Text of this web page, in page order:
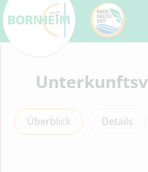
Zurück
Überblick Details